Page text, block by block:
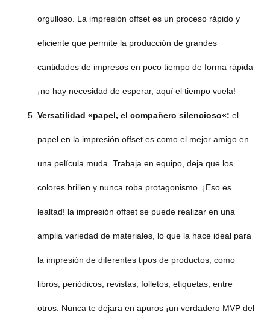
orgulloso. La impresión offset es un proceso rápido y
eficiente que permite la producción de grandes
cantidades de impresos en poco tiempo de forma rápida
¡no hay necesidad de esperar, aquí el tiempo vuela!
Versatilidad«papel, el compañero silencioso«: el
papel en la impresión offset es como el mejor amigo en
una película muda. Trabaja en equipo, deja que los
colores brillen y nunca roba protagonismo. ¡Eso es
lealtad! la impresión offset se puede realizar en una
amplia variedad de materiales, lo que la hace ideal para
la impresión de diferentes tipos de productos, como
libros, periódicos, revistas, folletos, etiquetas, entre
otros. Nunca te dejara en apuros ¡un verdadero MVP del